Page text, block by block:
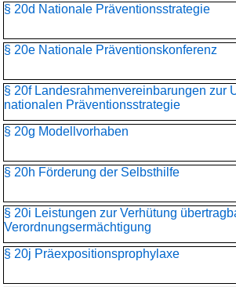
§ 20d Nationale Präventionsstrategie
§ 20e Nationale Präventionskonferenz
§ 20f Landesrahmenvereinbarungen zur
nationalen Präventionsstrategie
§ 20g Modellvorhaben
§ 20h Förderung der Selbsthilfe
§ 20i Leistungen zur Verhütung
Verordnungsermächtigung
§ 20j Präexpositionsprophylaxe